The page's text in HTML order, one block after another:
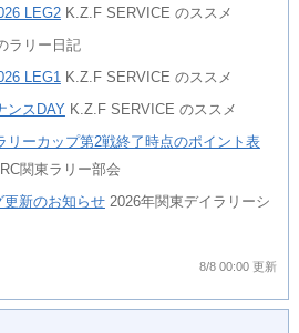
LEG2 K.Z.F SERVICE のススメ
ラリー日記
LEG1 K.Z.F SERVICE のススメ
ンスDAY K.Z.F SERVICE のススメ
リーカップ第2戦終了時点のポイント表
関東ラリー部会
更新のお知らせ 2026年関東デイラリーシ
8/8 00:00 更新